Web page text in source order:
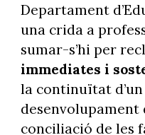
Departament
una crida a
sumar-s’hi per
immediates i
la continuïtat
desenvolupament
conciliació de les